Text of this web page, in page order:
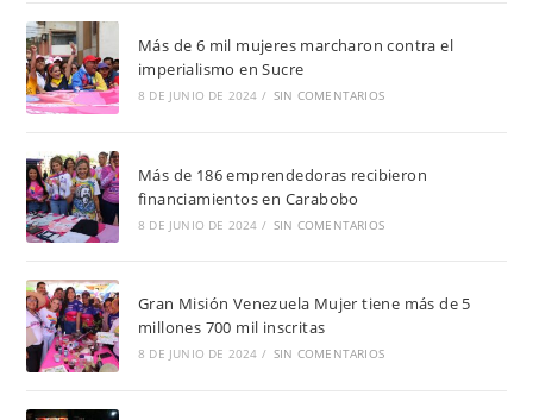
Más de 6 mil mujeres marcharon contra el
imperialismo en Sucre
8 DE JUNIO DE 2024 / SIN COMENTARIOS
Más de 186 emprendedoras recibieron
financiamientos en Carabobo
8 DE JUNIO DE 2024 / SIN COMENTARIOS
Gran Misión Venezuela Mujer tiene más de 5
millones 700 mil inscritas
8 DE JUNIO DE 2024 / SIN COMENTARIOS